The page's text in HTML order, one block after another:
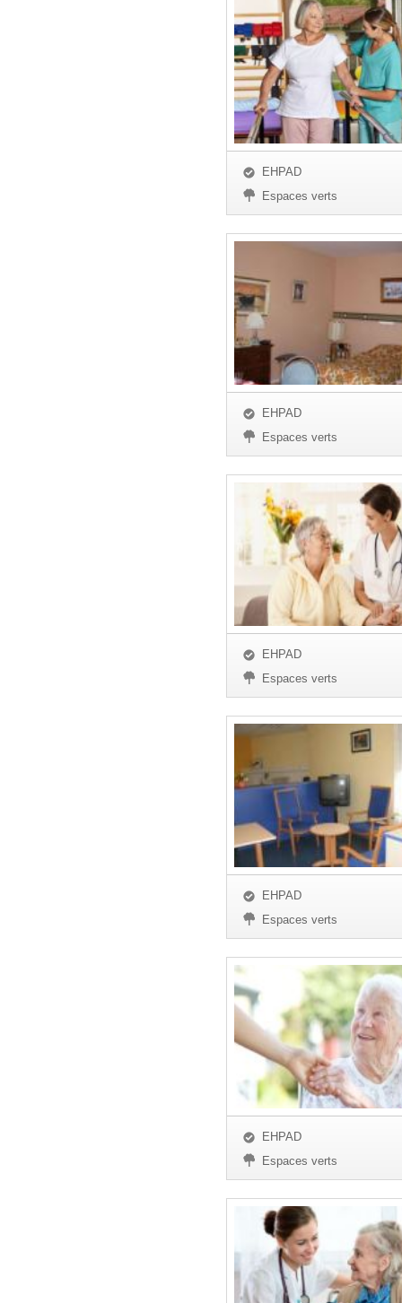
EHPAD
Espaces verts
EHPAD
Espaces verts
EHPAD
Espaces verts
EHPAD
Espaces verts
EHPAD
Espaces verts